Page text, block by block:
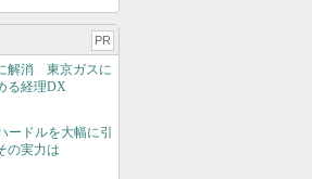
PR
解消 東京ガスに
る経理DX
ードルを大幅に引
の実力は